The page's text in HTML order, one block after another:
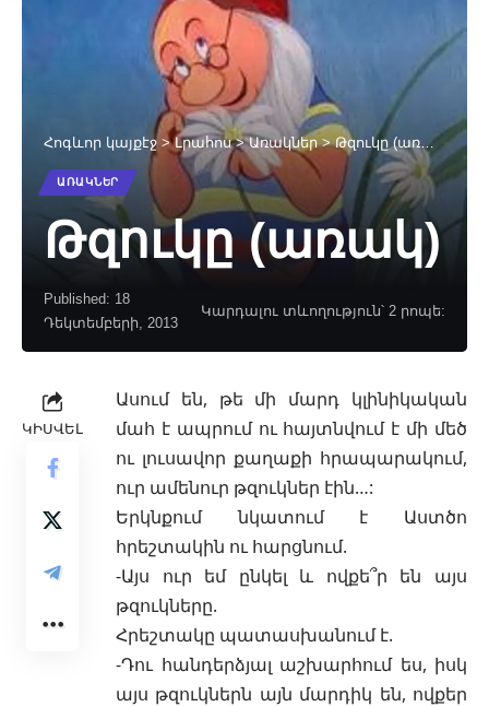
Հոգևոր կայքէջ >Լրահոս>Առակներ>Թզուկը (առակ)
ԱՌԱԿՆԵՐ
Թզուկը (առակ)
Published: 18
Դեկտեմբերի, 2013
Կարդալու տևողություն՝ 2 րոպե:
ԿԻՍՎԵԼ
Ասում են, թե մի մարդ կլինիկական
մահ է ապրում ու հայտնվում է մի մեծ
ու լուսավոր քաղաքի հրապարակում,
ուր ամենուր թզուկներ էին…:
Երկնքում նկատում է Աստծո
հրեշտակին ու հարցնում.
-Այս ուր եմ ընկել և ովքե՞ր են այս
թզուկները.
Հրեշտակը պատասխանումէ.
-Դու հանդերձյալ աշխարհում ես, իսկ
այս թզուկներն այն մարդիկ են, ովքեր